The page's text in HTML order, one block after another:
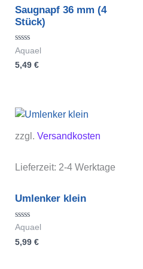
Saugnapf 36 mm (4
Stück)
Bewertet
mit
0
Aquael
5,49 €
zzgl. Versandkosten
Lieferzeit: 2-4 Werktage
Umlenker klein
Bewertet
mit
0
Aquael
5,99 €